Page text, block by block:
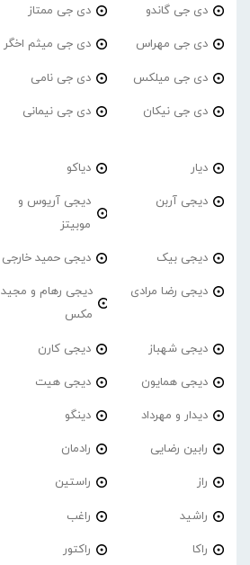
دی جی گاندو دی جی ممتاز
دی جی مهراس دی جی میثم اخگر
دی جی میلکس دی جی نامی
دی جی نیکان دی جی نیمانی
دیار دیاکو
دیجی آربن
دیجی آریوس و
موبیتز
دیجی بیک دیجی حمید خارجی
دیجی رضا مرادی
دیجی رهام و مجید
مکس
دیجی شهباز دیجی کارن
دیجی همایون دیجی هیت
دیدار و مهرداد دینگو
رابین رضایی رادمان
راز راستین
راشید راغب
راکا راکتور